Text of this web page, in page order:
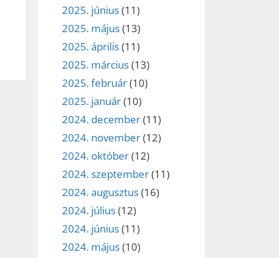
2025. június(11)
2025. május(13)
2025. április(11)
2025. március(13)
2025. február(10)
2025. január(10)
2024. december(11)
2024. november(12)
2024. október(12)
2024. szeptember(11)
2024. augusztus(16)
2024. július(12)
2024. június(11)
2024. május(10)